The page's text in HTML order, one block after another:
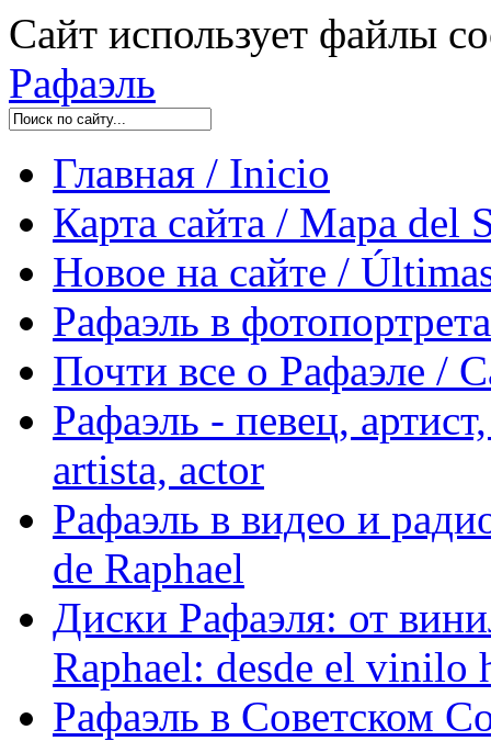
Сайт использует файлы
Рафаэль
Главная / Inicio
Карта сайта / Mapa del
Новое на сайте /
Рафаэль в
Почти все о Рафаэле /
Рафаэль - певец,
artista, actor
Рафаэль в видео и
de Raphael
Диски Рафаэля: от
Raphael: desde el vinilo
Рафаэль в Советском